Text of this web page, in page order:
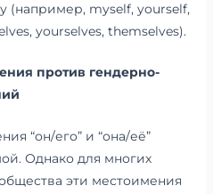
(например, myself, yourself,
yourselves, themselves).
против гендерно-
“он/его” и “она/её”
Однако для многих
эти местоимения